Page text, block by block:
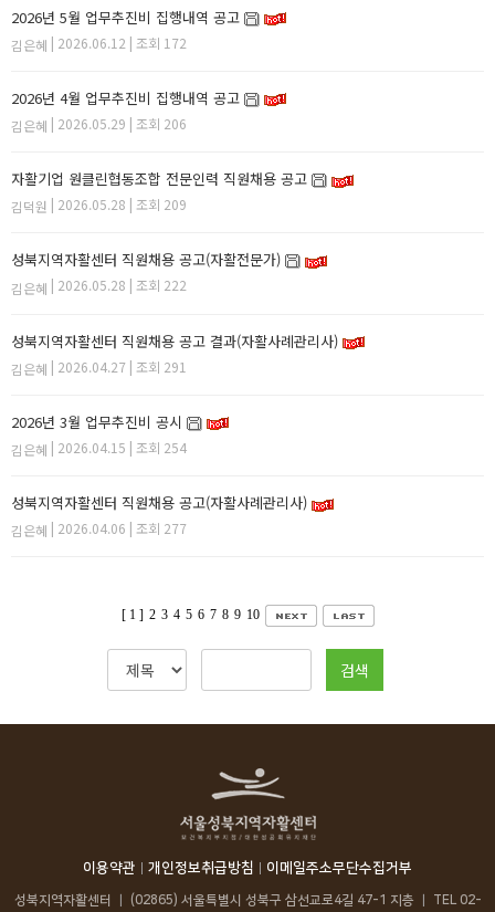
2026년 5월 업무추진비 집행내역 공고
김은혜 | 2026.06.12 | 조회 172
2026년 4월 업무추진비 집행내역 공고
김은혜 | 2026.05.29 | 조회 206
자활기업 원클린협동조합 전문인력 직원채용 공고
김덕원 | 2026.05.28 | 조회 209
성북지역자활센터 직원채용 공고(자활전문가)
김은혜 | 2026.05.28 | 조회 222
성북지역자활센터 직원채용 공고 결과(자활사례관리사)
김은혜 | 2026.04.27 | 조회 291
2026년 3월 업무추진비 공시
김은혜 | 2026.04.15 | 조회 254
성북지역자활센터 직원채용 공고(자활사례관리사)
김은혜 | 2026.04.06 | 조회 277
[ 1 ] 2 3 4 5 6 7 8 9 10
검색
이용약관 개인정보취급방침 이메일주소무단수집거부
성북지역자활센터 (02865) 서울특별시 성북구 삼선교로4길 47-1 지층 TEL
02-